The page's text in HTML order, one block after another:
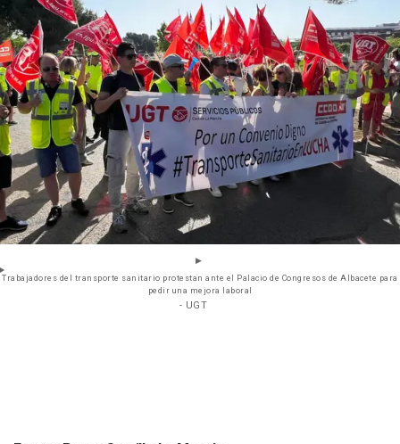
Trabajadores del transporte sanitario protestan ante el Palacio de Congresos de Albacete para
pedir una mejora laboral
- UGT